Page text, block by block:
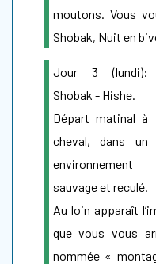
moutons. Vous
Shobak, Nuit en
Jour 3 (lundi):
Shobak - Hishe.
Départ matinal à
cheval, dans un
environnement
sauvage et reculé.
Au loin apparaît
que vous vous
nommée «